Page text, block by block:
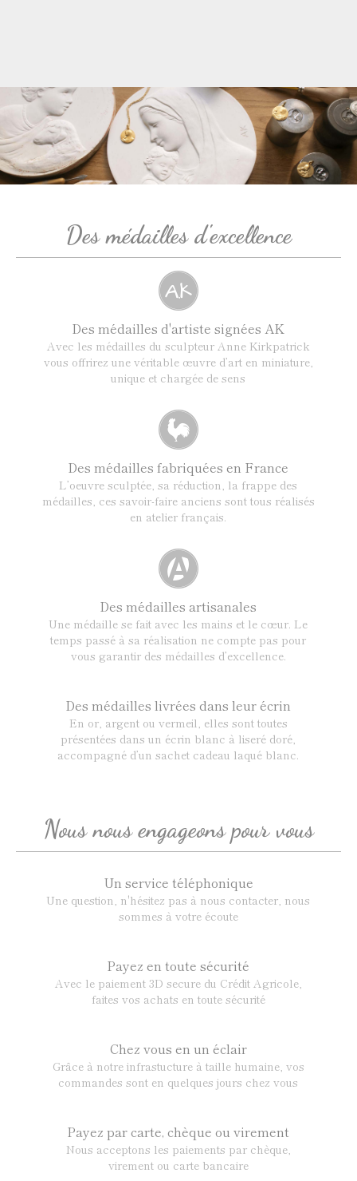
Des médailles d'excellence
Des médailles d'artiste signées AK
Avec les médailles du sculpteur Anne Kirkpatrick
vous offrirez une véritable œuvre d’art en miniature,
unique et chargée de sens
Des médailles fabriquées en France
L’oeuvre sculptée, sa réduction, la frappe des
médailles, ces savoir-faire anciens sont tous réalisés
en atelier français.
Des médailles artisanales
Une médaille se fait avec les mains et le cœur. Le
temps passé à sa réalisation ne compte pas pour
vous garantir des médailles d’excellence.
Des médailles livrées dans leur écrin
En or, argent ou vermeil, elles sont toutes
présentées dans un écrin blanc à liseré doré,
accompagné d’un sachet cadeau laqué blanc.
Nous nous engageons pour vous
Un service téléphonique
Une question, n'hésitez pas à nous contacter, nous
sommes à votre écoute
Payez en toute sécurité
Avec le paiement 3D secure du Crédit Agricole,
faites vos achats en toute sécurité
Chez vous en un éclair
Grâce à notre infrastucture à taille humaine, vos
commandes sont en quelques jours chez vous
Payez par carte, chèque ou virement
Nous acceptons les paiements par chèque,
virement ou carte bancaire